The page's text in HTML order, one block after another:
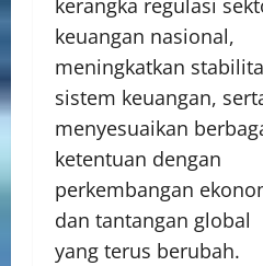
kerangka regulasi
keuangan nasional,
meningkatkan
sistem keuangan,
menyesuaikan
ketentuan dengan
perkembangan
dan tantangan global
yang terus berubah.